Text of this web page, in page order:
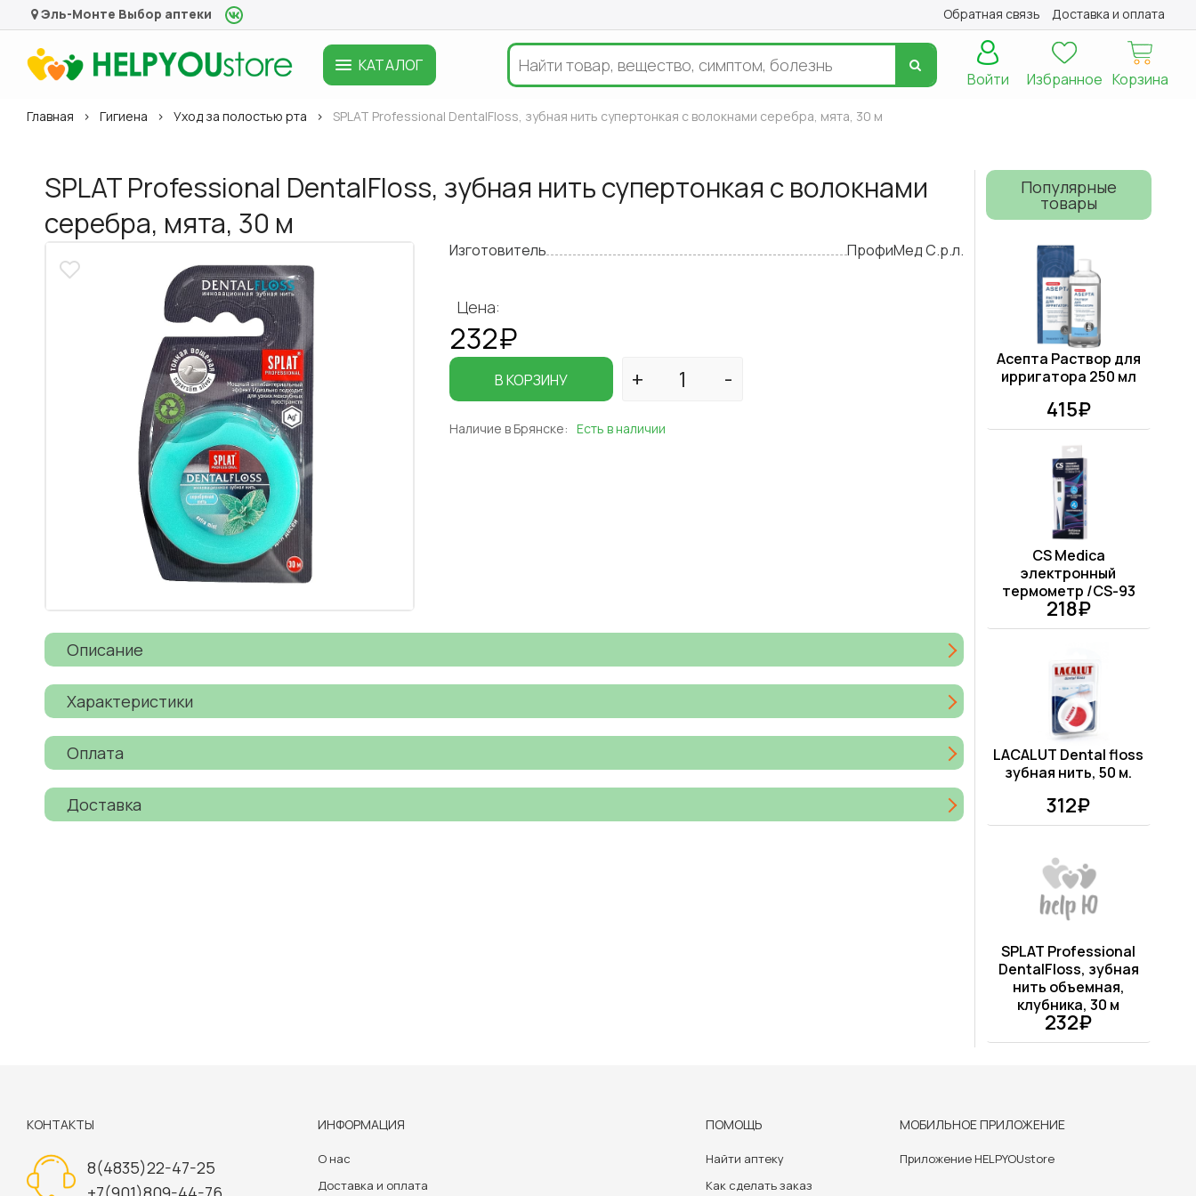
Эль-Монте Выбор аптеки Обратная связь Доставка и оплата
КАТАЛОГ
Корзина
Избранное
Войти
Главная Гигиена Уход за полостью рта SPLAT Professional DentalFloss, зубная нить супертонкая c волокнами серебра, мята, 30 м
SPLAT Professional DentalFloss, зубная нить супертонкая c волокнами
серебра, мята, 30 м
Изготовитель ПрофиМед С.р.л.
Цена:
232₽
В КОРЗИНУ
Наличие в Брянске: Есть в наличии
Описание
Характеристики
Оплата
Доставка
Популярные
товары
Асепта Раствор для
ирригатора 250 мл
415₽
CS Medica
электронный
термометр /CS-93
218₽
LACALUT Dental floss
зубная нить, 50 м.
312₽
SPLAT Professional
DentalFloss, зубная
нить объемная,
клубника, 30 м
232₽
КОНТАКТЫ
8(4835)22-47-25
ИНФОРМАЦИЯ
О нас
Доставка и оплата
ПОМОЩЬ
Найти аптеку
Как сделать заказ
МОБИЛЬНОЕ ПРИЛОЖЕНИЕ
Приложение HELPYOUstore